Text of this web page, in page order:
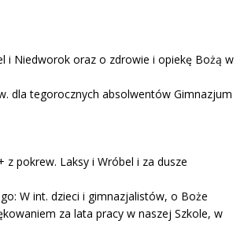
i Niedworok oraz o zdrowie i opiekę Bożą w
dla tegorocznych absolwentów Gimnazjum
pokrew. Laksy i Wróbel i za dusze
W int. dzieci i gimnazjalistów, o Boże
za lata pracy w naszej Szkole, w